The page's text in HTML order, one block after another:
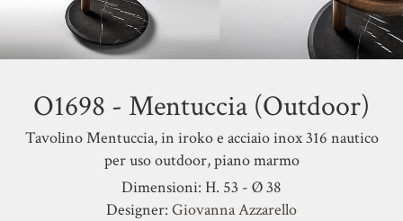
O1698 - Mentuccia (Outdoor)
Tavolino Mentuccia, in iroko e acciaio inox 316 nautico
per uso outdoor, piano marmo
Dimensioni: H. 53 - Ø 38
Designer: Giovanna Azzarello